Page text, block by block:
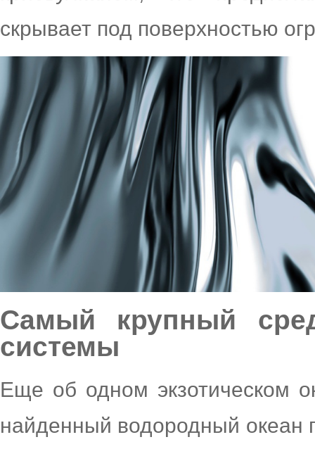
скрывает под поверхностью
Самый крупный
системы
Еще об одном экзотическом
найденный водородный